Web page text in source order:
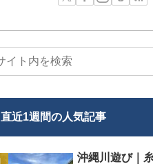
直近1週間の人気記事
沖縄川遊び｜